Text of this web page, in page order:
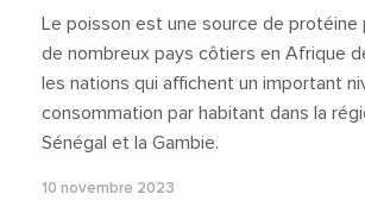
Le poisson est une source de protéine
de nombreux pays côtiers en Afrique
les nations qui affichent un important
consommation par habitant dans la
Sénégal et la Gambie.
10 novembre 2023